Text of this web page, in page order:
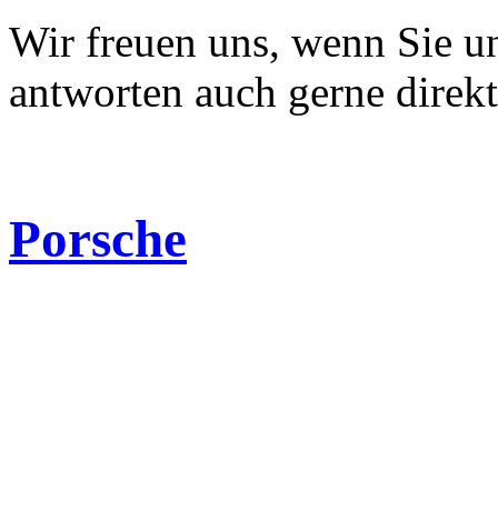
Wir freuen uns, wenn Sie
antworten auch gerne
Porsche